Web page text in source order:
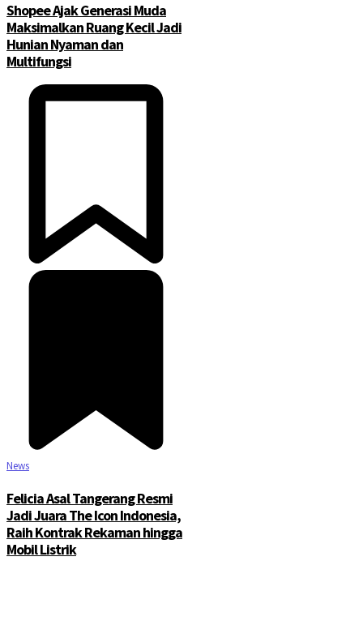
Shopee Ajak Generasi Muda
Maksimalkan Ruang Kecil Jadi
Hunian Nyaman dan
Multifungsi
News
Felicia Asal Tangerang Resmi
Jadi Juara The Icon Indonesia,
Raih Kontrak Rekaman hingga
Mobil Listrik